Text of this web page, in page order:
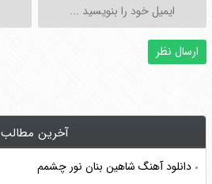
آخرین مطالب
دانلود آهنگ شاهین بنان نور چشمم